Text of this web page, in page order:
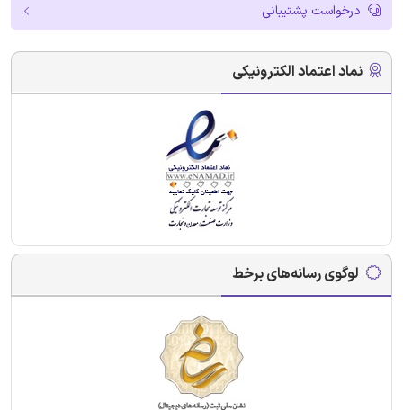
درخواست پشتیبانی
نماد اعتماد الکترونیکی
لوگوی رسانه‌های برخط